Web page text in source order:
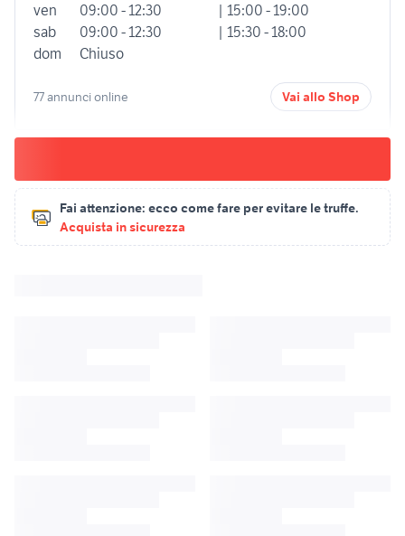
ven
09:00 - 12:30
| 15:00 - 19:00
sab
09:00 - 12:30
| 15:30 - 18:00
dom
Chiuso
77 annunci online Vai allo Shop
Fai attenzione: ecco come fare per evitare le truffe.
Acquista in sicurezza